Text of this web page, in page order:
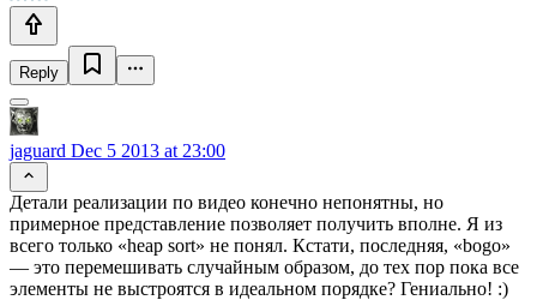
Reply
jaguard Dec 5 2013 at 23:00
Детали реализации по видео конечно непонятны, но
примерное представление позволяет получить вполне. Я из
всего только «heap sort» не понял. Кстати, последняя, «bogo»
— это перемешивать случайным образом, до тех пор пока все
элементы не выстроятся в идеальном порядке? Гениально! :)